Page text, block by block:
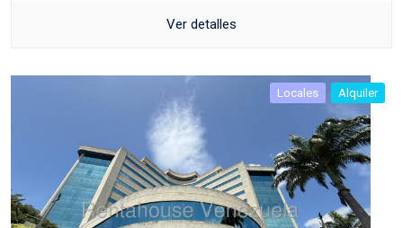
Ver detalles
Locales Alquiler